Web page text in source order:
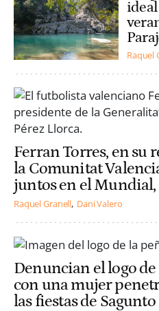
Raquel
Ferran Torres, en su
la Comunitat
juntos en el Mundial,
Raquel Granell Dani Valero
Denuncian el logo
con una mujer
las fiestas de Sagunto